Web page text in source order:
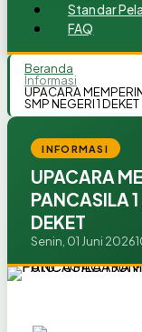
Standar
FAQ
Beranda
Informasi
UPACARA
SMP NEGERI 1 DEKET
INFORMASI
UPACARA
PANCASILA
DEKET
Senin, 01 Juni 2026